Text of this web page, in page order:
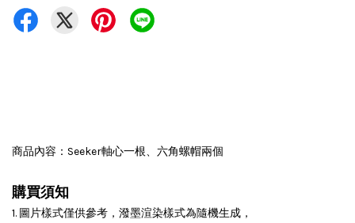
商品內容： Seeker軸心一根、六角螺帽兩個
購買須知
1. 圖片樣式僅供參考，潑墨渲染樣式為隨機生成，